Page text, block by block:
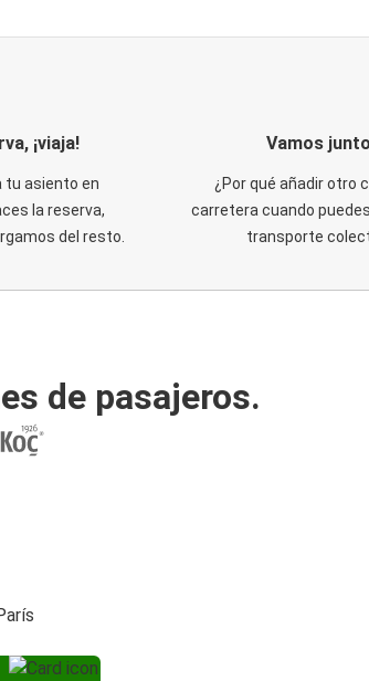
¡viaja!
tu asiento en
la reserva,
del resto.
Vamos
¿Por qué añadir otro
carretera cuando
transporte
de pasajeros.